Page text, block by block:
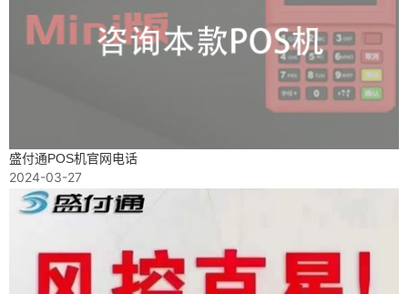
盛付通POS机官网电话
2024-03-27